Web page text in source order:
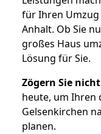
für Ihren Umzug
Anhalt. Ob Sie
großes Haus
Lösung für Sie.
Zögern Sie nicht
heute, um Ihren
Gelsenkirchen
planen.